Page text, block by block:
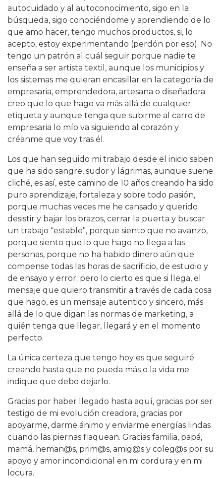
autocuidado y al autoconocimiento, sigo en la
búsqueda, sigo conociéndome y aprendiendo de lo
que amo hacer, tengo muchos productos, si, lo
acepto, estoy experimentando (perdón por eso). No
tengo un patrón al cuál seguir porque nadie te
enseña a ser artista textil, aunque los municipios y
los sistemas me quieran encasillar en la categoría de
empresaria, emprendedora, artesana o diseñadora
creo que lo que hago va más allá de cualquier
etiqueta y aunque tenga que subirme al carro de
empresaria lo mío va siguiendo al corazón y
créanme que voy tras él.
Los que han seguido mi trabajo desde el inicio saben
que ha sido sangre, sudor y lágrimas, aunque suene
cliché, es así, este camino de 10 años creando ha sido
puro aprendizaje, fortaleza y sobre todo pasión,
porque muchas veces me he cansado y querido
desistir y bajar los brazos, cerrar la puerta y buscar
un trabajo “estable”, porque siento que no avanzo,
porque siento que lo que hago no llega a las
personas, porque no ha habido dinero aún que
compense todas las horas de sacrificio, de estudio y
de ensayo y error; pero lo cierto es que si llega, el
mensaje que quiero transmitir a través de cada cosa
que hago, es un mensaje autentico y sincero, más
allá de lo que digan las normas de marketing, a
quién tenga que llegar, llegará y en el momento
perfecto.
La única certeza que tengo hoy es que seguiré
creando hasta que no pueda más o la vida me
indique que debo dejarlo.
Gracias por haber llegado hasta aquí, gracias por ser
testigo de mi evolución creadora, gracias por
apoyarme, darme ánimo y enviarme energías lindas
cuando las piernas flaquean. Gracias familia, papá,
mamá, heman@s, prim@s, amig@s y coleg@s por su
apoyo y amor incondicional en mi cordura y en mi
locura.